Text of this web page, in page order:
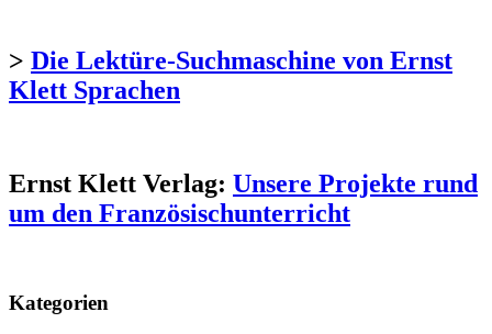
> Die Lektüre-Suchmaschine von Ernst
Klett Sprachen
Ernst Klett Verlag: Unsere Projekte rund
um den Französischunterricht
Kategorien